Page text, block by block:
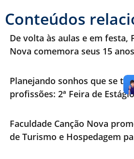
Conteúdos
De volta às aulas e em festa,
Nova comemora seus 15
Planejando sonhos que se
profissões: 2ª Feira de
Faculdade Canção Nova
de Turismo e Hospedagem